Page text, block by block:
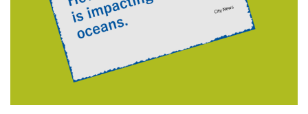
Passez à l'action